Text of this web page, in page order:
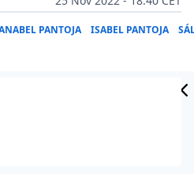
PANTOJA ISABEL PANTOJA